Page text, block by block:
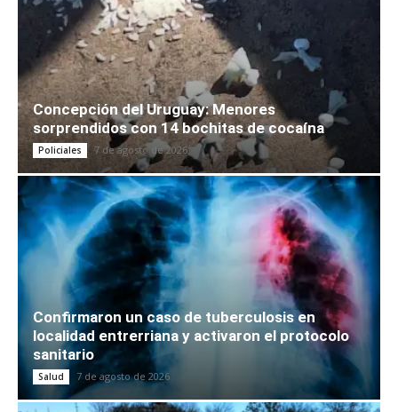
Concepción del Uruguay: Menores
sorprendidos con 14 bochitas de cocaína
Policiales 7 de agosto de 2026
Confirmaron un caso de tuberculosis en
localidad entrerriana y activaron el protocolo
sanitario
Salud 7 de agosto de 2026